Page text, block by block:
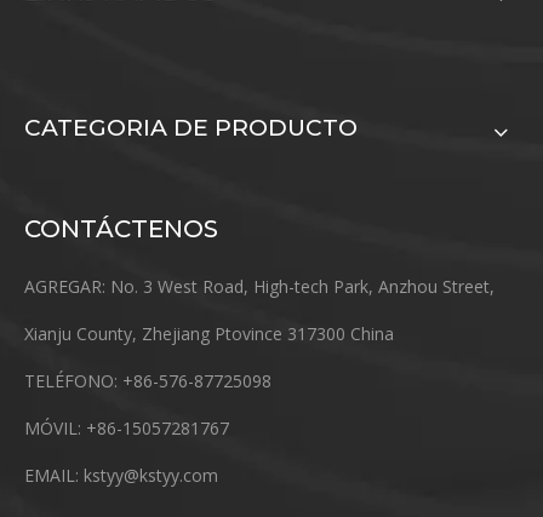
CATEGORIA DE PRODUCTO
CONTÁCTENOS
AGREGAR: No. 3 West Road, High-tech Park, Anzhou Street,
Xianju County, Zhejiang Ptovince 317300 China
TELÉFONO: +86-576-87725098
MÓVIL: +86-15057281767
EMAIL: kstyy@kstyy.com